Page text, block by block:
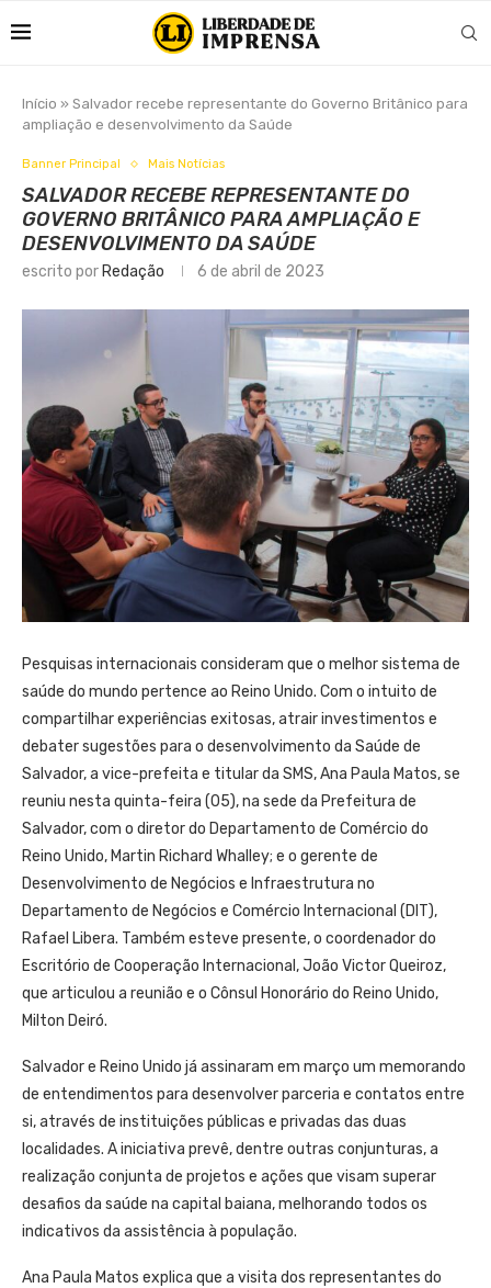
Início » Salvador recebe representante do Governo Britânico para
ampliação e desenvolvimento da Saúde
Banner Principal Mais Notícias
SALVADOR RECEBE REPRESENTANTE DO
GOVERNO BRITÂNICO PARA AMPLIAÇÃO E
DESENVOLVIMENTO DA SAÚDE
escrito por Redação 6 de abril de 2023
Pesquisas internacionais consideram que o melhor sistema de
saúde do mundo pertence ao Reino Unido. Com o intuito de
compartilhar experiências exitosas, atrair investimentos e
debater sugestões para o desenvolvimento da Saúde de
Salvador, a vice-prefeita e titular da SMS, Ana Paula Matos, se
reuniu nesta quinta-feira (05), na sede da Prefeitura de
Salvador, com o diretor do Departamento de Comércio do
Reino Unido, Martin Richard Whalley; e o gerente de
Desenvolvimento de Negócios e Infraestrutura no
Departamento de Negócios e Comércio Internacional (DIT),
Rafael Libera. Também esteve presente, o coordenador do
Escritório de Cooperação Internacional, João Victor Queiroz,
que articulou a reunião e o Cônsul Honorário do Reino Unido,
Milton Deiró.
Salvador e Reino Unido já assinaram em março um memorando
de entendimentos para desenvolver parceria e contatos entre
si, através de instituições públicas e privadas das duas
localidades. A iniciativa prevê, dentre outras conjunturas, a
realização conjunta de projetos e ações que visam superar
desafios da saúde na capital baiana, melhorando todos os
indicativos da assistência à população.
Ana Paula Matos explica que a visita dos representantes do